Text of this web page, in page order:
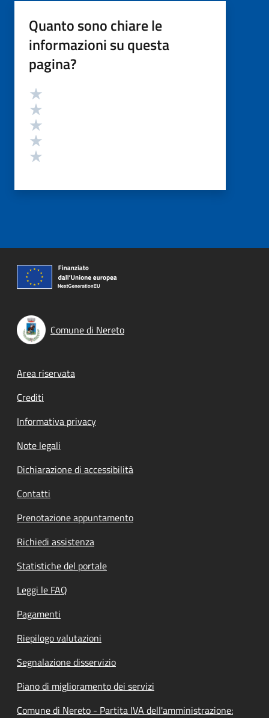
Quanto sono chiare le
informazioni su questa
pagina?
Valutazione
Comune di Nereto
Footer menu
Area riservata
Crediti
Informativa privacy
Note legali
Dichiarazione di accessibilità
Contatti
Prenotazione appuntamento
Richiedi assistenza
Statistiche del portale
Leggi le FAQ
Pagamenti
Riepilogo valutazioni
Segnalazione disservizio
Piano di miglioramento dei servizi
Comune di Nereto - Partita IVA dell'amministrazione: